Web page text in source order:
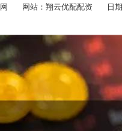
网站：翔云优配配资 日